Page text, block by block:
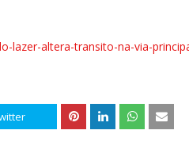
lazer-altera-transito-na-via-